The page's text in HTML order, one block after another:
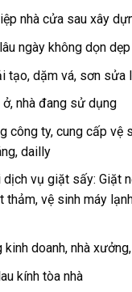
nhà cửa sau xây
ngày không dọn dẹp
tạo, dặm vá, sơn sửa
nhà đang sử dụng
công ty, cung cấp vệ
dailly
dịch vụ giặt sấy: Giặt
thảm, vệ sinh máy
doanh, nhà
kính tòa nhà